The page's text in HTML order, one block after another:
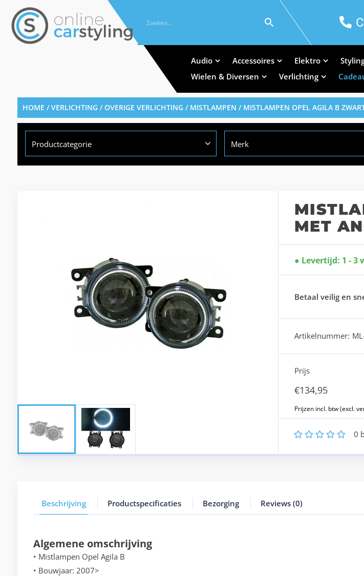
Audio Accessoires Elektro
Wielen & Diversen
Verlichting
HOME /VERLICHTING /OVERIGE VERLICHTING / MISTLAMPEN / MISTLAMPEN OPEL AGILA B
Productcategorie Merk
MET
Levertijd: 1 - 3
Betaal veilig en
Artikelnummer:
Prijs
€134,95
5
4
3
2 0
Beschrijving Productspecificaties Bezorging Reviews (0)
Algemene omschrijving
• Mistlampen Opel Agila B
• Bouwjaar: 2007>